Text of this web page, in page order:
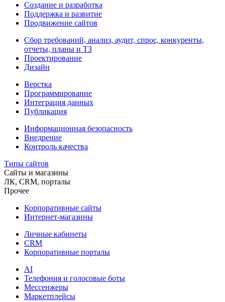
Создание и разработка
Поддержка и развитие
Продвижение сайтов
Сбор требований, анализ, аудит, спрос, конкуренты,
отчеты, планы и ТЗ
Проектирование
Дизайн
Верстка
Программирование
Интеграция данных
Публикация
Информационная безопасность
Внедрение
Контроль качества
Типы сайтов
Сайты и магазины
ЛК, CRM, порталы
Прочее
Корпоративные сайты
Интернет-магазины
Личные кабинеты
CRM
Корпоративные порталы
AI
Телефония и голосовые боты
Мессенжеры
Маркетплейсы